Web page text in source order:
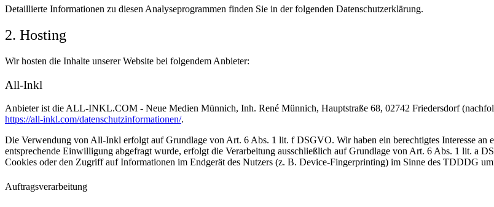
Detaillierte Informationen zu diesen Analyseprogrammen finden Sie in der folgenden Datenschutzerklärung.
2. Hosting
Wir hosten die Inhalte unserer Website bei folgendem Anbieter:
All-Inkl
Anbieter ist die ALL-INKL.COM - Neue Medien Münnich, Inh. René Münnich, Hauptstraße 68, 02742 Friedersdorf
https://all-inkl.com/datenschutzinformationen/.
Die Verwendung von All-Inkl erfolgt auf Grundlage von Art. 6 Abs. 1 lit. f DSGVO. Wir haben ein berechtigtes Interesse an
entsprechende Einwilligung abgefragt wurde, erfolgt die Verarbeitung ausschließlich auf Grundlage von Art. 6 Abs. 1 lit. a
Cookies oder den Zugriff auf Informationen im Endgerät des Nutzers (z. B. Device-Fingerprinting) im Sinne des TDDDG
Auftragsverarbeitung